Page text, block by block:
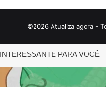
©2026 Atualiza agora -